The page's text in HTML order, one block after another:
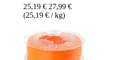
25,19 € 27,99 €
(25,19 € / kg)